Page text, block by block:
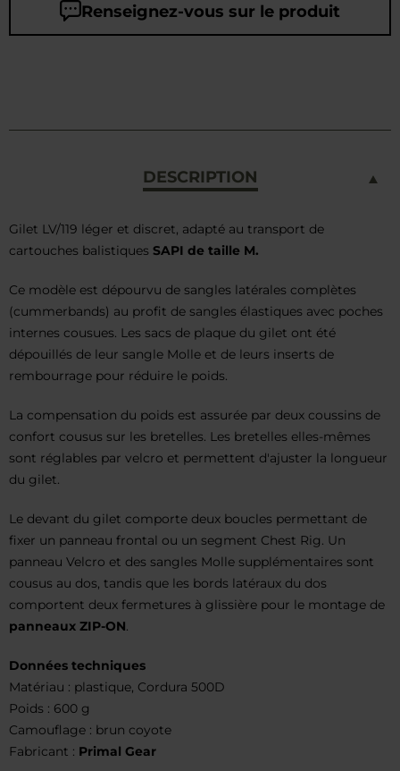
Renseignez-vous sur le produit
DESCRIPTION
Gilet LV/119 léger et discret, adapté au transport de
cartouches balistiques SAPI de taille M.
Ce modèle est dépourvu de sangles latérales complètes
(cummerbands) au profit de sangles élastiques avec poches
internes cousues. Les sacs de plaque du gilet ont été
dépouillés de leur sangle Molle et de leurs inserts de
rembourrage pour réduire le poids.
La compensation du poids est assurée par deux coussins de
confort cousus sur les bretelles. Les bretelles elles-mêmes
sont réglables par velcro et permettent d'ajuster la longueur
du gilet.
Le devant du gilet comporte deux boucles permettant de
fixer un panneau frontal ou un segment Chest Rig. Un
panneau Velcro et des sangles Molle supplémentaires sont
cousus au dos, tandis que les bords latéraux du dos
comportent deux fermetures à glissière pour le montage de
panneaux ZIP-ON.
Données techniques
Matériau : plastique, Cordura 500D
Poids : 600 g
Camouflage : brun coyote
Fabricant : Primal Gear